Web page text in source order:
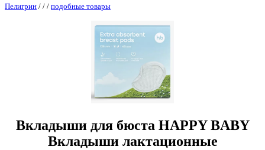
Пелигрин / / / подобные товары
Вкладыши для бюста HAPPY BABY
Вкладыши лактационные